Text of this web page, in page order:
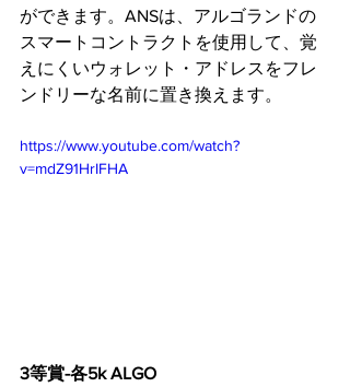
ができます。ANSは、アルゴランドの
スマートコントラクトを使用して、覚
えにくいウォレット・アドレスをフレ
ンドリーな名前に置き換えます。
https://www.youtube.com/watch?
v=mdZ91HrIFHA
3等賞-各5k ALGO